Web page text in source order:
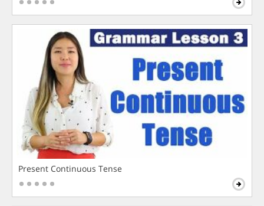
Present Continuous Tense